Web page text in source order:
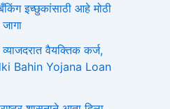
इच्छुकांसाठी आहे मोठी
वैयक्तिक कर्ज,
Bahin Yojana Loan